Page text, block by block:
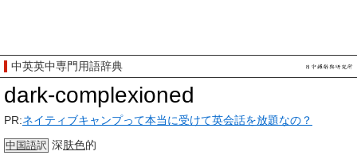
中英英中専門用語辞典
dark-complexioned
PR:ネイティブキャンプって本当に受けて英会話を放題なの？
中国語訳 深肤色的